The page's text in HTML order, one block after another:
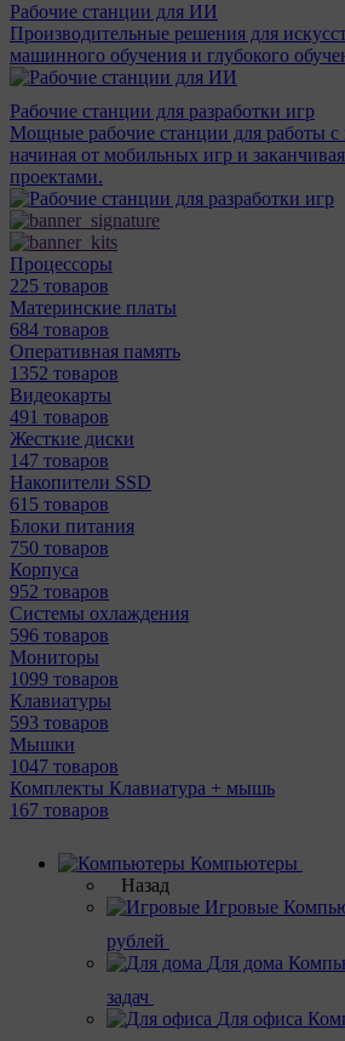
Рабочие станции для ИИ
Производительные решения для
машинного обучения и глубокого
Рабочие станции для разработки игр
Мощные рабочие станции для работы
начиная от мобильных игр и
проектами.
Процессоры
225 товаров
Материнcкие платы
684 товаров
Оперативная память
1352 товаров
Видеокарты
491 товаров
Жесткие диски
147 товаров
Накопители SSD
615 товаров
Блоки питания
750 товаров
Корпуса
952 товаров
Системы охлаждения
596 товаров
Мониторы
1099 товаров
Клавиатуры
593 товаров
Мышки
1047 товаров
Комплекты Клавиатура + мышь
167 товаров
Компьютеры
Назад
Игровые
рублей
Для дома
задач
Для офиса